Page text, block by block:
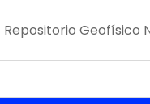
Repositorio Geofísico